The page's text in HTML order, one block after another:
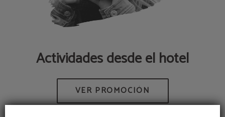
Actividades desde el hotel